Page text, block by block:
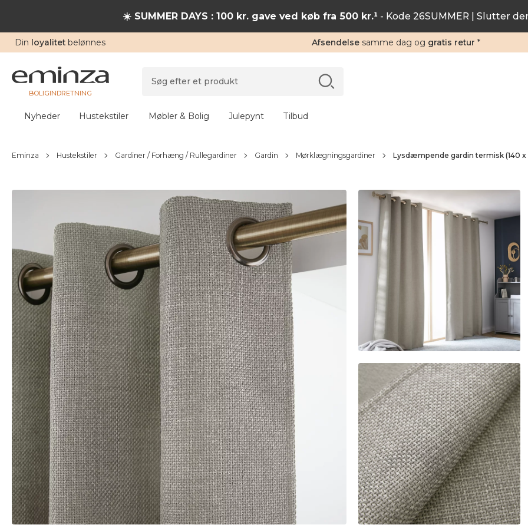
☀️ SUMMER DAYS : 100 kr. gave ved køb fra 500 kr.¹- Kode 26SUMMER | Slutter
Din loyalitet belønnes Afsendelse samme dag og gratis retur *
BOLIGINDRETNING
Nyheder Hustekstiler Møbler & Bolig Julepynt Tilbud
Eminza Hustekstiler Gardiner / Forhæng / Rullegardiner Gardin Mørklægningsgardiner Lysdæmpende gardin termisk (140 x